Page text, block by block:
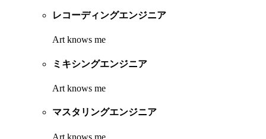
レコーディングエンジニア
Art knows me
ミキシングエンジニア
Art knows me
マスタリングエンジニア
Art knows me